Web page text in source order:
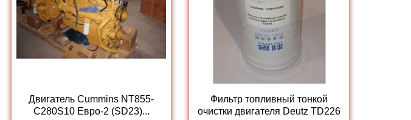
Двигатель Cummins NT855-
C280S10 Евро-2 (SD23)...
Фильтр топливный тонкой
очистки двигателя Deutz TD226